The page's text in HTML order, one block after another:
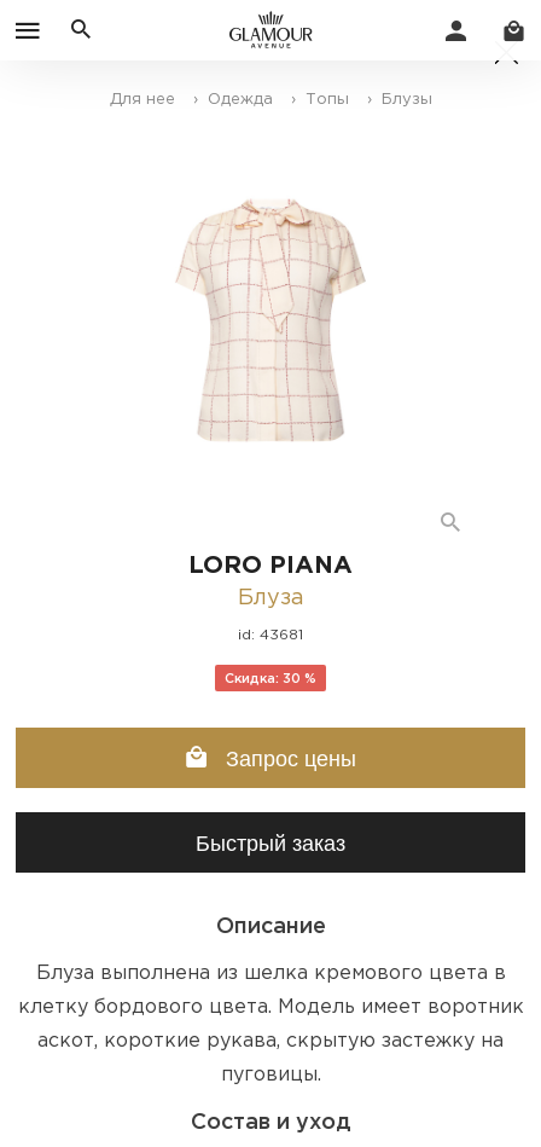
Для нее › Одежда › Топы › Блузы
LORO PIANA
Блуза
id: 43681
Скидка: 30 %
Запрос цены
Быстрый заказ
Описание
Блуза выполнена из шелка кремового цвета в
клетку бордового цвета. Модель имеет воротник
аскот, короткие рукава, скрытую застежку на
пуговицы.
Состав и уход